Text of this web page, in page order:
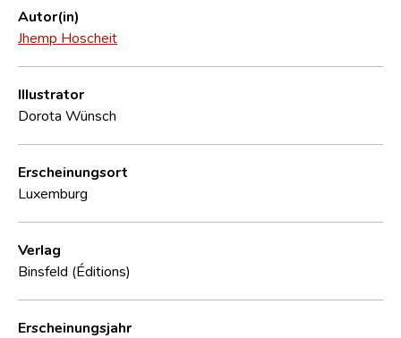
Autor(in)
Jhemp Hoscheit
Illustrator
Dorota Wünsch
Erscheinungsort
Luxemburg
Verlag
Binsfeld (Éditions)
Erscheinungsjahr